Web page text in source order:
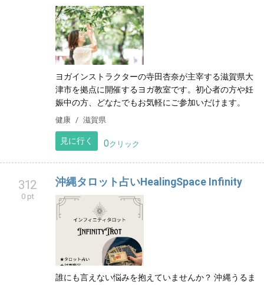
ヨガインストラクターの寺田杏奈が主宰する滋賀県大
津市を拠点に開催するヨガ教室です。初心者の方や妊
娠中の方、どなたでもお気軽にご参加いだけます。
健康 滋賀県
見に行く 0クリック
312
0 pt
沖縄タロット占いHealingSpace Infinity
誰にも言えない悩みを抱えていませんか？ 沖縄うるま